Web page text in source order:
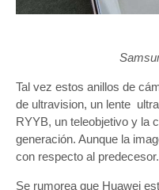
Tal vez estos anillos de
de ultravision, un lente
RYYB, un teleobjetivo y la
generación. Aunque la
con respecto al predecesor.
Se rumorea que Huawei